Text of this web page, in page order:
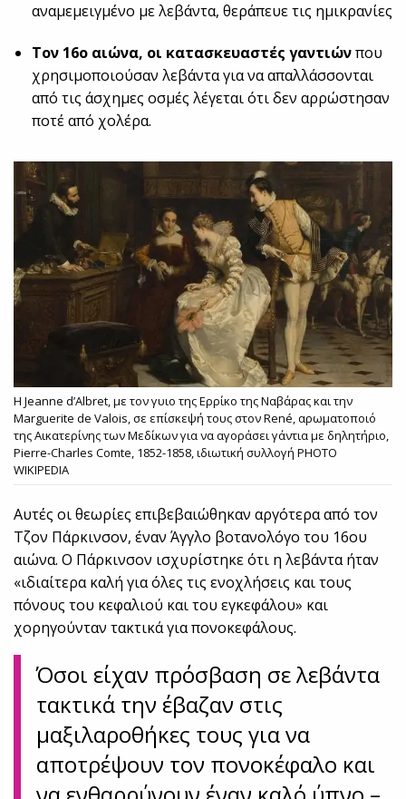
αναμεμειγμένο με λεβάντα, θεράπευε τις ημικρανίες
Τον 16ο αιώνα, οι κατασκευαστές γαντιώνπου
χρησιμοποιούσαν λεβάντα για να απαλλάσσονται
από τις άσχημες οσμές λέγεται ότι δεν αρρώστησαν
ποτέ από χολέρα.
Η Jeanne d’Albret, με τον γυιο της Ερρίκο της Ναβάρας και την
Μarguerite de Valois, σε επίσκεψή τους στον René, αρωματοποιό
της Αικατερίνης των Μεδίκων για να αγοράσει γάντια με δηλητήριο,
Pierre-Charles Comte, 1852-1858, ιδιωτική συλλογή PHOTO
WIKIPEDIA
Αυτές οι θεωρίες επιβεβαιώθηκαν αργότερα από τον
Τζον Πάρκινσον, έναν Άγγλο βοτανολόγο του 16ου
αιώνα. Ο Πάρκινσον ισχυρίστηκε ότι η λεβάντα ήταν
«ιδιαίτερα καλή για όλες τις ενοχλήσεις και τους
πόνους του κεφαλιού και του εγκεφάλου» και
χορηγούνταν τακτικά για πονοκεφάλους.
Όσοι είχαν πρόσβαση σε λεβάντα
τακτικά την έβαζαν στις
μαξιλαροθήκες τους για να
αποτρέψουν τον πονοκέφαλο και